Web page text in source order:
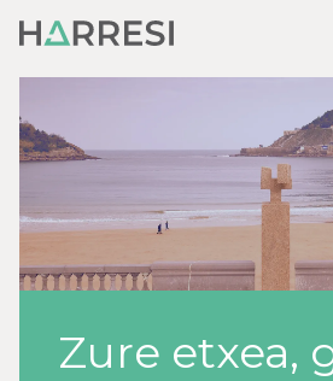
Zure etxea,